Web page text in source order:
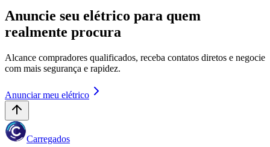
Anuncie seu elétrico para quem
realmente procura
Alcance compradores qualificados, receba contatos diretos e negocie
com mais segurança e rapidez.
Anunciar meu elétrico
Carregados